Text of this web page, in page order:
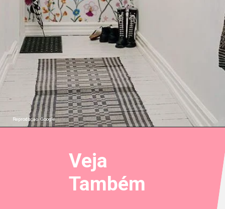
Reproduçao: Google
Veja
Também